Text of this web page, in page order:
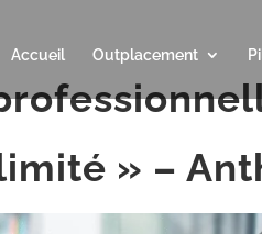
Accueil Outplacement
» –